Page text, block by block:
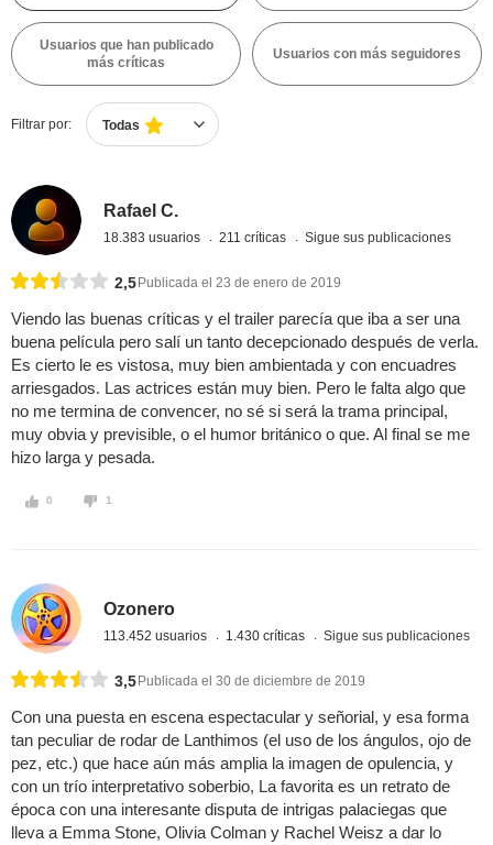
Usuarios que han publicado
más críticas
Usuarios con más seguidores
Filtrar por: Todas
Rafael C.
18.383 usuarios 211 críticas Sigue sus publicaciones
2,5 Publicada el 23 de enero de 2019
Viendo las buenas críticas y el trailer parecía que iba a ser una
buena película pero salí un tanto decepcionado después de verla.
Es cierto le es vistosa, muy bien ambientada y con encuadres
arriesgados. Las actrices están muy bien. Pero le falta algo que
no me termina de convencer, no sé si será la trama principal,
muy obvia y previsible, o el humor británico o que. Al final se me
hizo larga y pesada.
0 1
Ozonero
113.452 usuarios 1.430 críticas Sigue sus publicaciones
3,5 Publicada el 30 de diciembre de 2019
Con una puesta en escena espectacular y señorial, y esa forma
tan peculiar de rodar de Lanthimos (el uso de los ángulos, ojo de
pez, etc.) que hace aún más amplia la imagen de opulencia, y
con un trío interpretativo soberbio, La favorita es un retrato de
época con una interesante disputa de intrigas palaciegas que
lleva a Emma Stone, Olivia Colman y Rachel Weisz a dar lo